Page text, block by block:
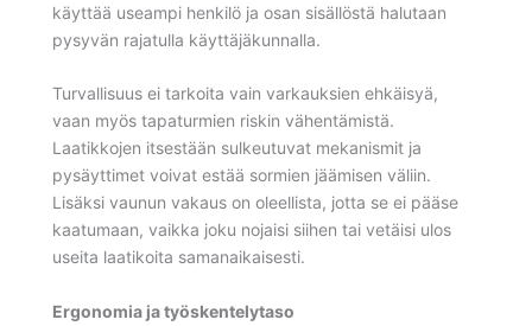
käyttää useampi henkilö ja osan sisällöstä halutaan
pysyvän rajatulla käyttäjäkunnalla.
Turvallisuus ei tarkoita vain varkauksien ehkäisyä,
vaan myös tapaturmien riskin vähentämistä.
Laatikkojen itsestään sulkeutuvat mekanismit ja
pysäyttimet voivat estää sormien jäämisen väliin.
Lisäksi vaunun vakaus on oleellista, jotta se ei pääse
kaatumaan, vaikka joku nojaisi siihen tai vetäisi ulos
useita laatikoita samanaikaisesti.
Ergonomia ja työskentelytaso